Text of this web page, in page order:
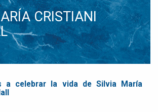
CRISTIANI
a celebrar la vida de Silvia María